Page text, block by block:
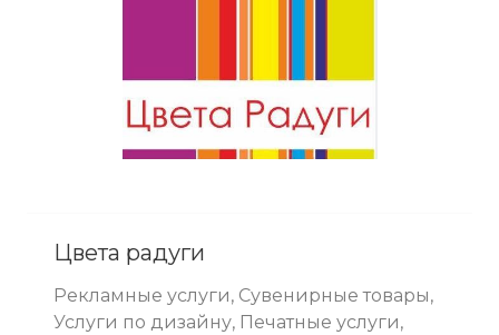
Цвета радуги
Рекламные услуги, Сувенирные товары,
Услуги по дизайну, Печатные услуги,